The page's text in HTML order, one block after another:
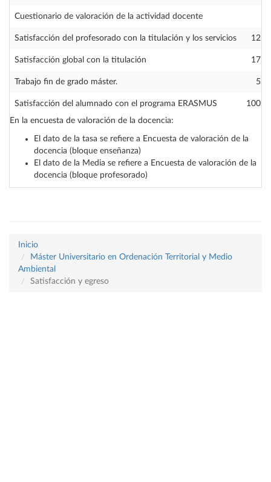
Cuestionario de valoración de la actividad docente
Satisfacción del profesorado con la titulación y los servicios
Satisfacción global con la titulación
Trabajo fin de grado máster.
Satisfacción del alumnado con el programa ERASMUS
En la encuesta de valoración de la docencia:
El dato de la tasa se refiere a Encuesta de valoración de la
docencia (bloque enseñanza)
El dato de la Media se refiere a Encuesta de valoración de la
docencia (bloque profesorado)
Inicio
Máster Universitario en Ordenación Territorial y Medio
Ambiental
Satisfacción y egreso